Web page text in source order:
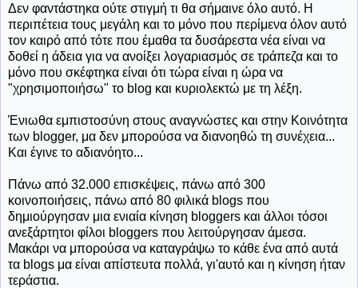
Δεν φαντάστηκα ούτε στιγμή τι θα σήμαινε όλο αυτό. Η
περιπέτεια τους μεγάλη και το μόνο που περίμενα όλον αυτό
τον καιρό από τότε που έμαθα τα δυσάρεστα νέα είναι να
δοθεί η άδεια για να ανοίξει λογαριασμός σε τράπεζα και το
μόνο που σκέφτηκα είναι ότι τώρα είναι η ώρα να
"χρησιμοποιήσω" το blog και κυριολεκτώ με τη λέξη.
Ένιωθα εμπιστοσύνη στους αναγνώστες και στην Κοινότητα
των blogger, μα δεν μπορούσα να διανοηθώ τη συνέχεια...
Και έγινε το αδιανόητο...
Πάνω από 32.000 επισκέψεις, πάνω από 300
κοινοποιήσεις, πάνω από 80 φιλικά blogs που
δημιούργησαν μια ενιαία κίνηση bloggers και άλλοι τόσοι
ανεξάρτητοι φίλοι bloggers που λειτούργησαν άμεσα.
Μακάρι να μπορούσα να καταγράψω το κάθε ένα από αυτά
τα blogs μα είναι απίστευτα πολλά, γι'αυτό και η κίνηση ήταν
τεράστια.